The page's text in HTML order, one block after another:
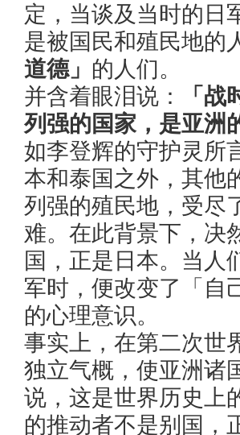
定，当谈及当时的日
是被国民和殖民地的
道德」 的人们。
并含着眼泪说：
「
列强的国家，是亚洲
如李登辉的守护灵所
本和泰国之外，其他
列强的殖民地，受尽
难。在此背景下，决
国，正是日本。当人
军时，便改变了「自
的心理意识。
事实上，在第二次世
独立气概，使亚洲诸
说，这是世界历史上
的推动者不是别国，